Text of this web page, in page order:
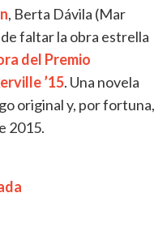
, Berta Dávila (Mar
faltar la obra estrella
del Premio
’15. Una novela
original y, por fortuna,
2015.